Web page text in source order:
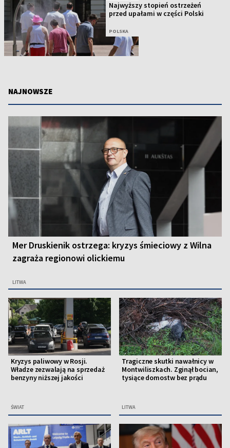
Najwyższy stopień ostrzeżeń
przed upałami w części Polski
POLSKA
NAJNOWSZE
Mer Druskienik ostrzega: kryzys śmieciowy z Wilna
zagraża regionowi olickiemu
LITWA
Kryzys paliwowy w Rosji.
Władze zezwalają na sprzedaż
benzyny niższej jakości
ŚWIAT
Tragiczne skutki nawałnicy w
Montwiliszkach. Zginął bocian,
tysiące domostw bez prądu
LITWA